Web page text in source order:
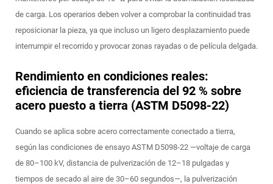
de carga. Los operarios deben volver a comprobar la continuidad tras
reposicionar la pieza, ya que incluso un ligero desplazamiento puede
interrumpir el recorrido y provocar zonas rayadas o de película delgada.
Rendimiento en condiciones reales:
eficiencia de transferencia del 92 % sobre
acero puesto a tierra (ASTM D5098-22)
Cuando se aplica sobre acero correctamente conectado a tierra,
según las condiciones de ensayo ASTM D5098-22 —voltaje de carga
de 80–100 kV, distancia de pulverización de 12–18 pulgadas y
tiempos de secado al aire de 30–60 segundos—, la pulverización